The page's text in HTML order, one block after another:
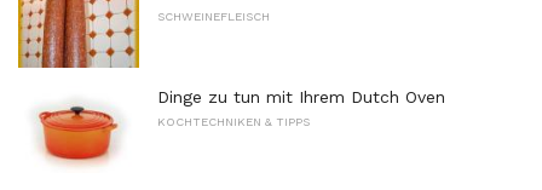
SCHWEINEFLEISCH
Dinge zu tun mit Ihrem Dutch Oven
KOCHTECHNIKEN & TIPPS